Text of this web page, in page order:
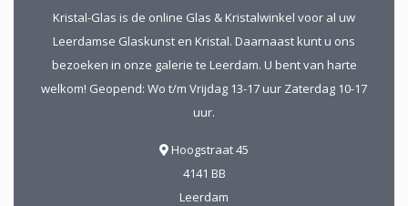
Kristal-Glas is de online Glas & Kristalwinkel voor al uw
Leerdamse Glaskunst en Kristal. Daarnaast kunt u ons
bezoeken in onze galerie te Leerdam. U bent van harte
welkom! Geopend: Wo t/m Vrijdag 13-17 uur Zaterdag 10-17
uur.
Hoogstraat 45
4141 BB
Leerdam